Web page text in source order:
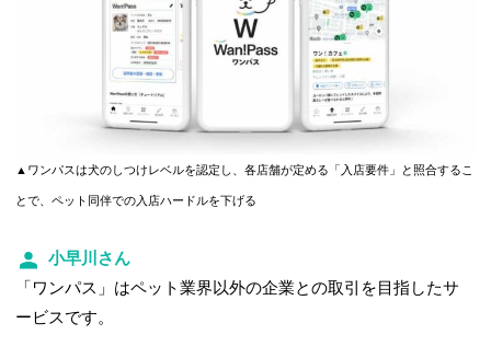
▲ワンパスは犬のしつけレベルを認定し、各店舗が定める「入店要件」と照合するこ
とで、ペット同伴での入店ハードルを下げる
小早川さん
「ワンパス」はペット業界以外の企業との取引を目指したサ
ービスです。